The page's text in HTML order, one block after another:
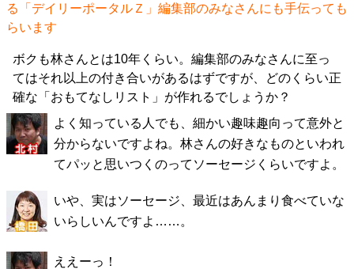
る「デイリーポータルＺ」編集部のみなさんにも手伝っても
らいます
ボクも林さんとは10年くらい。編集部のみなさんに至っ
てはそれ以上の付き合いがあるはずですが、どのくらい正
確な「おもてなしリスト」が作れるでしょうか？
よく知っている人でも、細かい趣味趣向って意外と
分からないですよね。林さんの好きなものといわれ
てパッと思いつくのってソーセージくらいですよ。
いや、実はソーセージ、最近はあんまり食べていな
いらしいんですよ……。
ええーっ！